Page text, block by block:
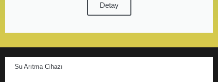
Detay
Su Arıtma Cihazı